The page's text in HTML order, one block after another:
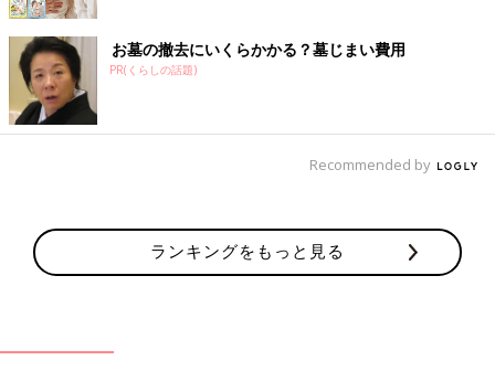
お墓の撤去にいくらかかる？墓じまい費用
PR(くらしの話題)
Recommended by
ランキングをもっと見る